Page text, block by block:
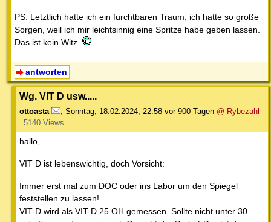
PS: Letztlich hatte ich ein furchtbaren Traum, ich hatte so große
Sorgen, weil ich mir leichtsinnig eine Spritze habe geben lassen.
Das ist kein Witz.
antworten
Wg. VIT D usw.....
ottoasta Sonntag, 18.02.2024, 22:58 vor 900 Tagen @ Rybezahl
5140 Views
hallo,
VIT D ist lebenswichtig, doch Vorsicht:
Immer erst mal zum DOC oder ins Labor um den Spiegel
feststellen zu lassen!
VIT D wird als VIT D 25 OH gemessen. Sollte nicht unter 30